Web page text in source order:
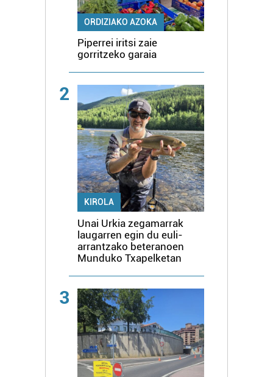
ORDIZIAKO AZOKA
Piperrei iritsi zaie
gorritzeko garaia
2
KIROLA
Unai Urkia zegamarrak
laugarren egin du euli-
arrantzako beteranoen
Munduko Txapelketan
3